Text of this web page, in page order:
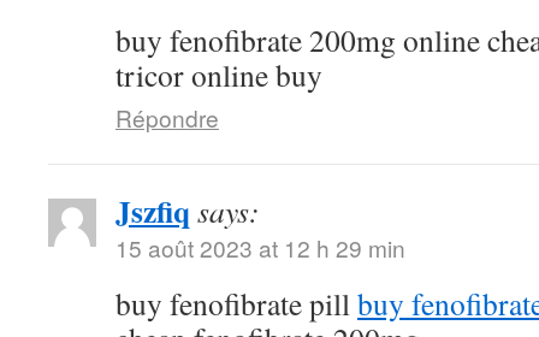
buy fenofibrate 200mg online
tricor online buy
Répondre
Jszfiq says:
15 août 2023 at 12 h 29 min
buy fenofibrate pillbuy